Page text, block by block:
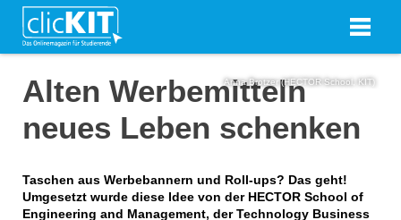
Anna Brotzer (HECTOR School, KIT)
Alten Werbemitteln
neues Leben schenken
Taschen aus Werbebannern und Roll-ups? Das geht!
Umgesetzt wurde diese Idee von der HECTOR School of
Engineering and Management, der Technology Business